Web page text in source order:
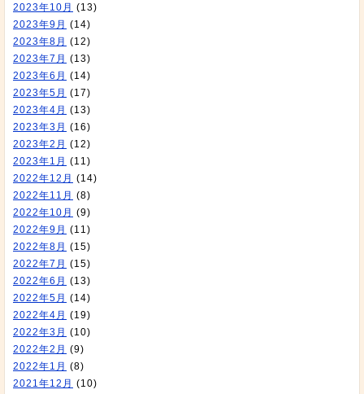
2023年10月 (13)
2023年9月 (14)
2023年8月 (12)
2023年7月 (13)
2023年6月 (14)
2023年5月 (17)
2023年4月 (13)
2023年3月 (16)
2023年2月 (12)
2023年1月 (11)
2022年12月 (14)
2022年11月 (8)
2022年10月 (9)
2022年9月 (11)
2022年8月 (15)
2022年7月 (15)
2022年6月 (13)
2022年5月 (14)
2022年4月 (19)
2022年3月 (10)
2022年2月 (9)
2022年1月 (8)
2021年12月 (10)